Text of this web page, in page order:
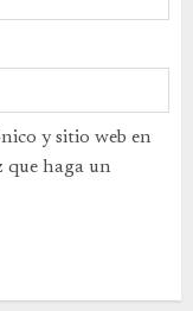
y sitio web en
que haga un